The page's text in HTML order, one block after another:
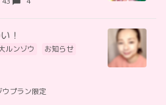
！
ルンゾウ
お知らせ
ウプラン限定